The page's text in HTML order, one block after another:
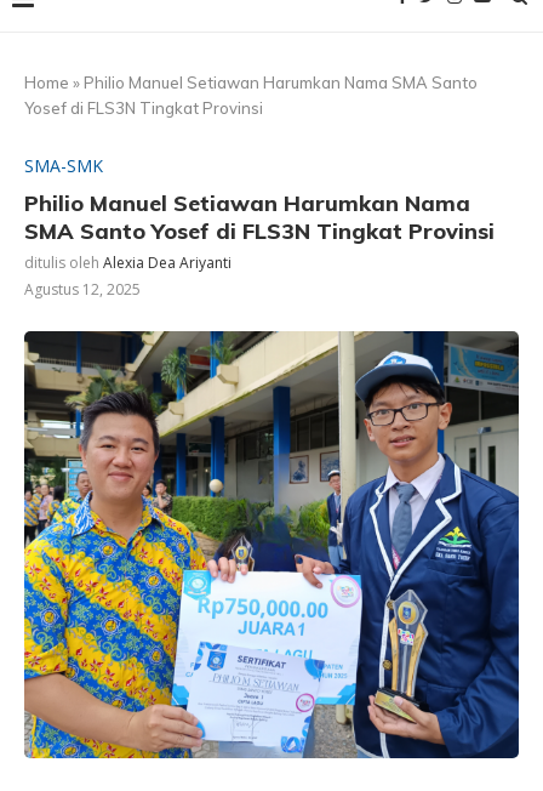
Home » Philio Manuel Setiawan Harumkan Nama SMA Santo
Yosef di FLS3N Tingkat Provinsi
SMA-SMK
Philio Manuel Setiawan Harumkan Nama
SMA Santo Yosef di FLS3N Tingkat Provinsi
ditulis oleh Alexia Dea Ariyanti
Agustus 12, 2025